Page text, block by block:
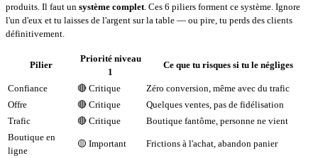
produits. Il faut un système complet . Ces 6 piliers forment ce système. Ignore
l'un d'eux et tu laisses de l'argent sur la table — ou pire, tu perds des clients
définitivement.
Pilier
Priorité niveau
1
Ce que tu risques si tu le négliges
Confiance 🔴 Critique
Zéro conversion, même avec du trafic
Offre
🔴 Critique
Quelques ventes, pas de fidélisation
Trafic
🔴 Critique
Boutique fantôme, personne ne vient
Boutique en
ligne
🟡 Important Frictions à l'achat, abandon panier